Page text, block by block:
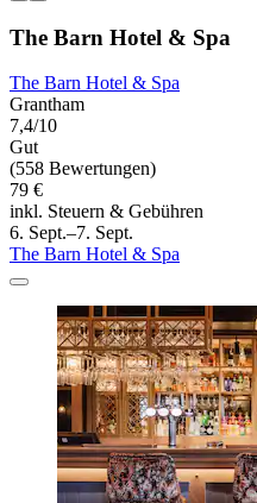
The Barn Hotel & Spa
The Barn Hotel & Spa
Grantham
7,4/10
Gut
(558 Bewertungen)
79 €
inkl. Steuern & Gebühren
6. Sept.–7. Sept.
The Barn Hotel & Spa